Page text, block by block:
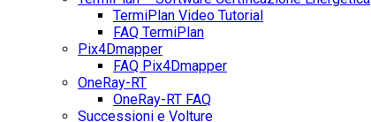
TermiPlan Video Tutorial
FAQ TermiPlan
Pix4Dmapper
FAQ Pix4Dmapper
OneRay-RT
OneRay-RT FAQ
Successioni e Volture